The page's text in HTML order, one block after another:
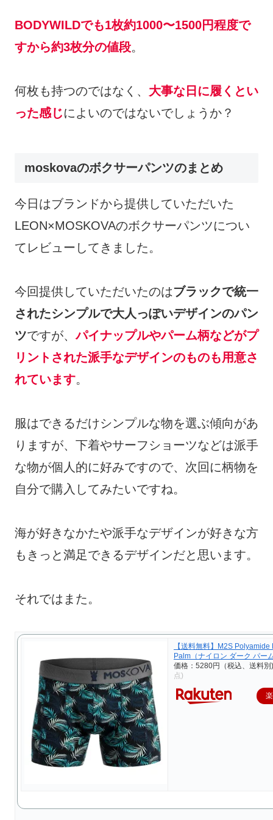
BODYWILDでも1枚約1000〜1500円程度で
すから約3枚分の値段。
何枚も持つのではなく、 大事な日に履くとい
った感じによいのではないでしょうか？
moskovaのボクサーパンツのまとめ
今日はブランドから提供していただいた
LEON×MOSKOVAのボクサーパンツについ
てレビューしてきました。
今回提供していただいたのはブラックで統一
されたシンプルで大人っぽいデザインのパン
ツですが、パイナップルやパーム柄などがプ
リントされた派手なデザインのものも用意さ
れています。
服はできるだけシンプルな物を選ぶ傾向があ
りますが、下着やサーフショーツなどは派手
な物が個人的に好みですので、次回に柄物を
自分で購入してみたいですね。
海が好きなかたや派手なデザインが好きな方
もきっと満足できるデザインだと思います。
それではまた。
【送料無料】M2S Polyamide
Palm（ナイロン ダーク パー
価格：5280円（税込、送料別)
点)